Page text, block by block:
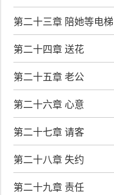
第二十三章 陪她等电梯
第二十四章 送花
第二十五章 老公
第二十六章 心意
第二十七章 请客
第二十八章 失约
第二十九章 责任